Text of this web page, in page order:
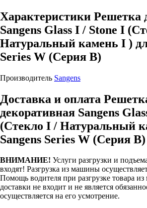
Характеристики Решетка
Sangens Glass I / Stone I
Натуральный камень I )
Series W (Серия В)
Производитель Sangens
Доставка и оплата
декоративная Sangens
(Стекло I / Натуральный
Sangens Series W (Серия В)
ВНИМАНИЕ! Услуги разгрузки и
входят! Разгрузка из машины
Помощь водителя при разгрузке товара
доставки не входит и не является
осуществляется на его усмотрение.